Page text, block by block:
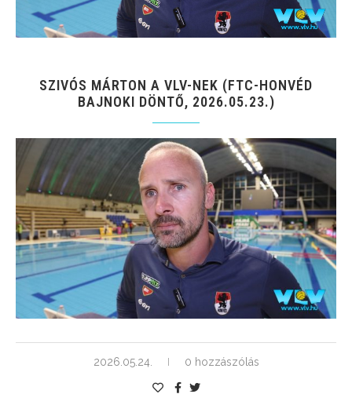
SZIVÓS MÁRTON A VLV-NEK (FTC-HONVÉD
BAJNOKI DÖNTŐ, 2026.05.23.)
2026.05.24. 0 hozzászólás